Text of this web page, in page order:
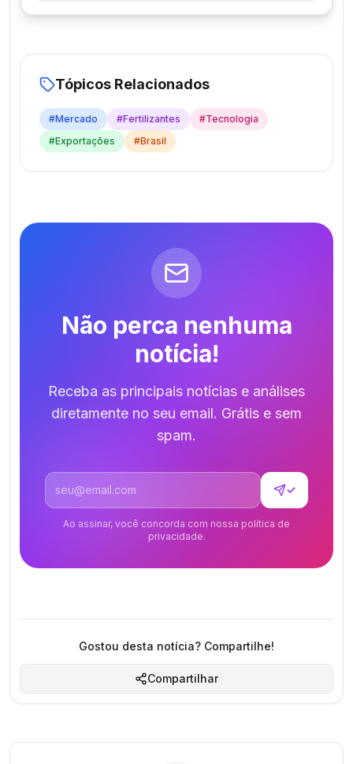
Tópicos Relacionados
#Mercado #Fertilizantes #Tecnologia
#Exportações #Brasil
Não perca nenhuma
notícia!
Receba as principais notícias e análises
diretamente no seu email. Grátis e sem
spam.
Endereço de email
✓
Ao assinar, você concorda com nossa política de
privacidade.
Gostou desta notícia? Compartilhe!
Compartilhar